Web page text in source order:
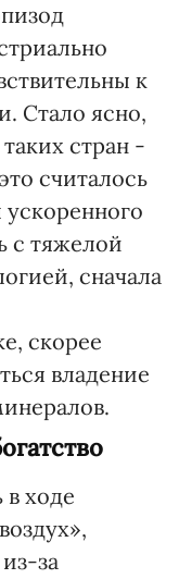
к
Стало ясно,
стран -
считалось
с тяжелой
сначала
скорее
владение
ходе
за